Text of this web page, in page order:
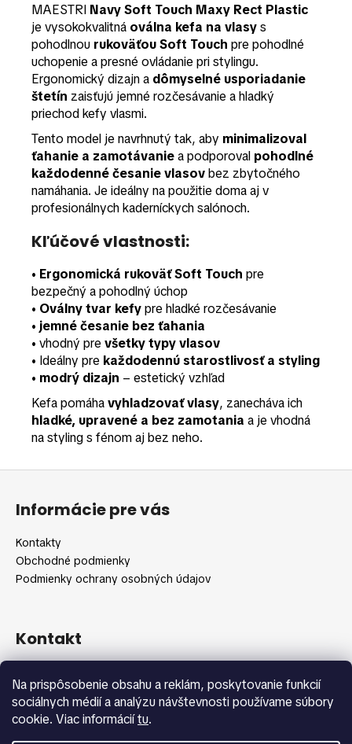
Na prispôsobenie obsahu a reklám, poskytovanie funkcií
sociálnych médií a analýzu návštevnosti používame súbory
cookie. Viac informáciítu.
MAESTRI Navy Soft Touch Maxy Rect Plastic
je vysokokvalitná oválna kefa na vlasys
pohodlnou rukoväťou Soft Touch pre pohodlné
uchopenie a presné ovládanie pri stylingu.
Ergonomický dizajn a dômyselné usporiadanie
štetín zaisťujú jemné rozčesávanie a hladký
priechod kefy vlasmi.
Tento model je navrhnutý tak, aby minimalizoval
ťahanie a zamotávaniea podporoval pohodlné
každodenné česanie vlasovbez zbytočného
namáhania. Je ideálny na použitie doma aj v
profesionálnych kaderníckych salónoch.
Kľúčové vlastnosti:
• Ergonomická rukoväť Soft Touch pre
bezpečný a pohodlný úchop
• Oválny tvar kefypre hladké rozčesávanie
• jemné česanie bez ťahania
• vhodný prevšetky typy vlasov
• Ideálny pre každodennú starostlivosť a styling
• modrý dizajn – estetický vzhľad
Kefa pomáhavyhladzovať vlasy, zanecháva ich
hladké, upravené a bez zamotania a je vhodná
na styling s fénom aj bez neho.
Z
Informácie pre vás
Kontakty
Obchodné podmienky
Podmienky ochrany osobných údajov
Kontakt
+420 775 371 692